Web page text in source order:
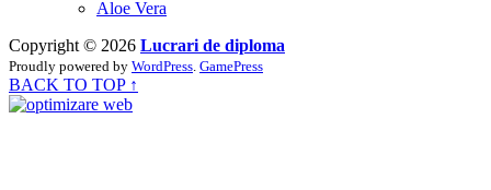
Aloe Vera
Copyright © 2026 Lucrari de diploma
Proudly powered by WordPress GamePress
BACK TO TOP ↑